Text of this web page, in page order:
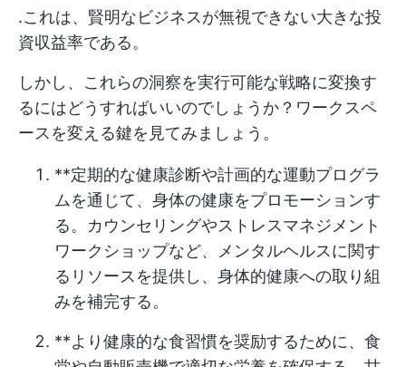
.これは、賢明なビジネスが無視できない大きな投
資収益率である。
しかし、これらの洞察を実行可能な戦略に変換す
るにはどうすればいいのでしょうか？ワークスペ
ースを変える鍵を見てみましょう。
**定期的な健康診断や計画的な運動プログラ
ムを通じて、身体の健康をプロモーションす
る。カウンセリングやストレスマネジメント
ワークショップなど、メンタルヘルスに関す
るリソースを提供し、身体的健康への取り組
みを補完する。
**より健康的な食習慣を奨励するために、食